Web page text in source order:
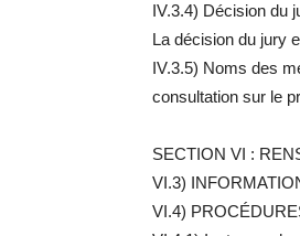
IV.3.4) Décision du
La décision du jury
IV.3.5) Noms des
consultation sur le
SECTION VI :
VI.3)
VI.4)